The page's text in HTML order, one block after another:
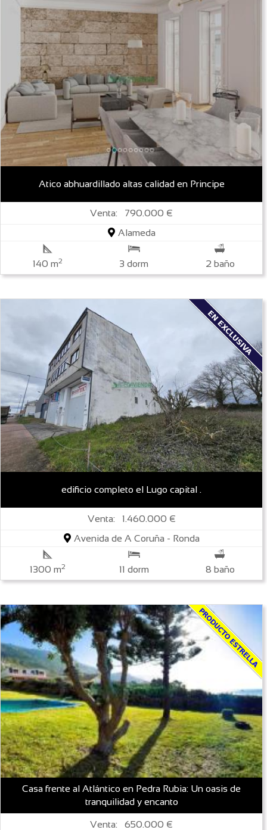
Atico abhuardillado altas calidad en Principe
Venta: 790.000 €
Alameda
140 m2 3 dorm 2 baño
edificio completo el Lugo capital .
Venta: 1.460.000 €
Avenida de A Coruña - Ronda
1300 m2 11 dorm 8 baño
Casa frente al Atlántico en Pedra Rubia: Un oasis de
tranquilidad y encanto
Venta: 650.000 €